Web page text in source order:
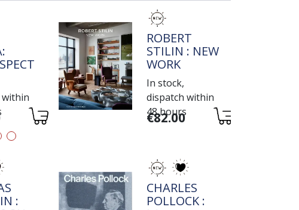
TITRE
ROBERT
STILIN : NEW
WORK
In stock,
dispatch within
48 hours
Variations
€82.00
:
TITRE
CHARLES
POLLOCK :